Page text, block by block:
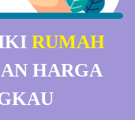
RUMAH
HARGA